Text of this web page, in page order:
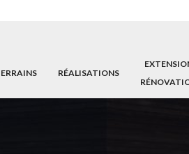
RÉALISATIONS